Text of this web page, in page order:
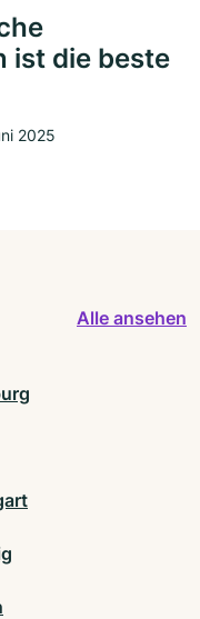
ist die beste
2025
Alle ansehen